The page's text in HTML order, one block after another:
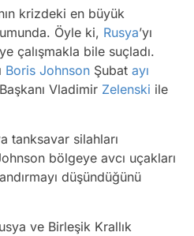
krizdeki en büyük
Öyle ki, Rusya’yı
çalışmakla bile suçladı.
Boris Johnson Şubat ayı
Vladimir Zelenski ile
tanksavar silahları
bölgeye avcı uçakları
düşündüğünü
ve Birleşik Krallık